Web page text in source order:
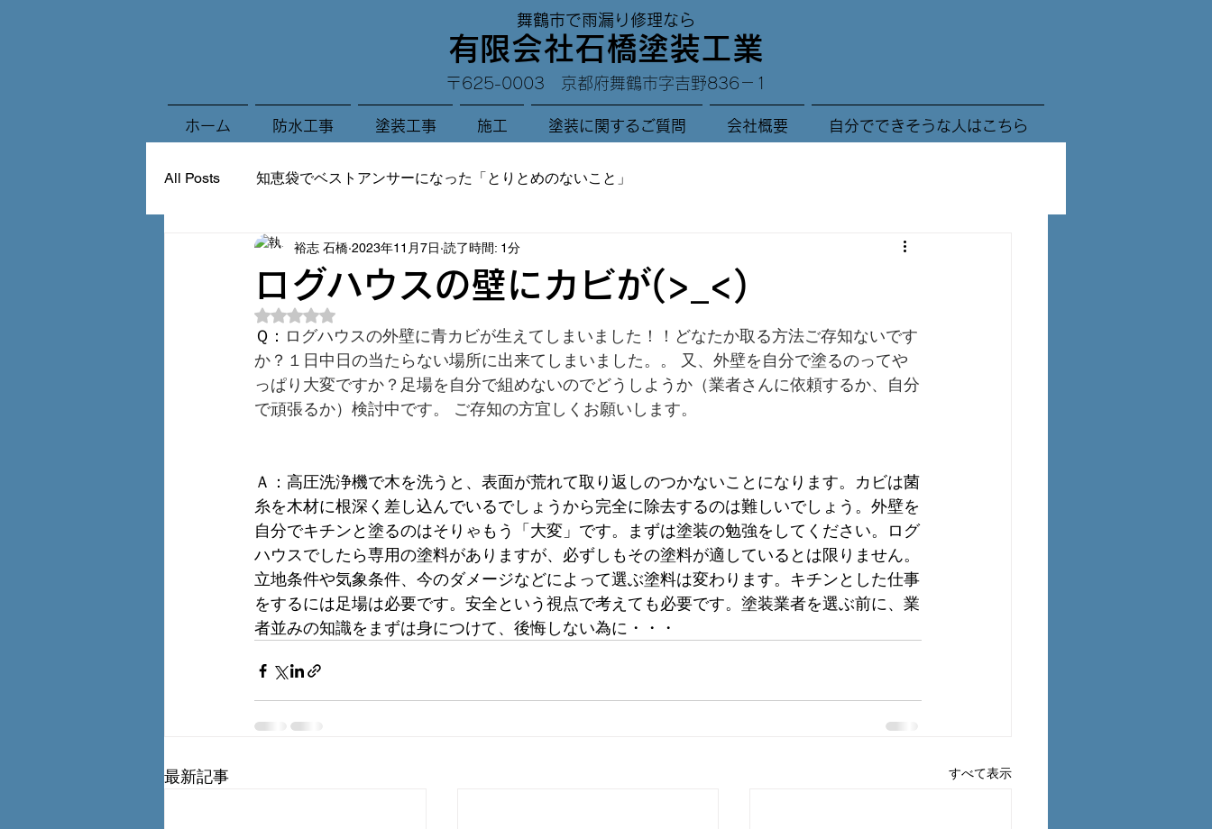
舞鶴市で雨漏り修理なら
有限会社石橋塗装工業
〒625-0003 京都府舞鶴市字吉野836－1
ホーム 防水工事 塗装工事 施工 塗装に関するご質問 会社概要 自分でできそうな人はこちら
All Posts 知恵袋でベストアンサーになった「とりとめのないこと」
ログハウスの壁にカビが(>_<)
裕志 石橋 2023年11月7日 読了時間: 1分
5つ星のうちNaNと評価されています。
Ｑ： ログハウスの外壁に青カビが生えてしまいました！！どなたか取る方法ご存知ないです
か？１日中日の当たらない場所に出来てしまいました。。 又、外壁を自分で塗るのってや
っぱり大変ですか？足場を自分で組めないのでどうしようか（業者さんに依頼するか、自分
で頑張るか）検討中です。 ご存知の方宜しくお願いします。
Ａ：高圧洗浄機で木を洗うと、表面が荒れて取り返しのつかないことになります。カビは菌
糸を木材に根深く差し込んでいるでしょうから完全に除去するのは難しいでしょう。外壁を
自分でキチンと塗るのはそりゃもう「大変」です。まずは塗装の勉強をしてください。ログ
ハウスでしたら専用の塗料がありますが、必ずしもその塗料が適しているとは限りません。
立地条件や気象条件、今のダメージなどによって選ぶ塗料は変わります。キチンとした仕事
をするには足場は必要です。安全という視点で考えても必要です。塗装業者を選ぶ前に、業
者並みの知識をまずは身につけて、後悔しない為に・・・
最新記事 すべて表示